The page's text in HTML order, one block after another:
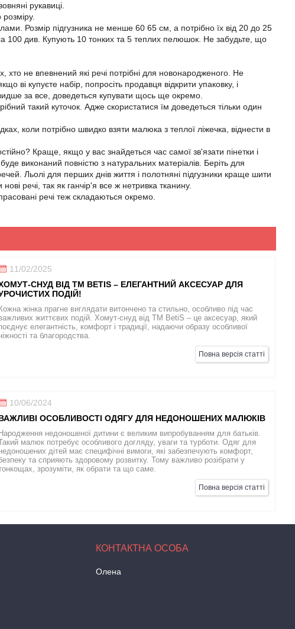
рукавиці.
Розмір підгузника не менше 60 65 см, а потрібно їх від 20 до 25
100 див. Купують 10 тонких та 5 теплих пелюшок. Не забудьте, що
хто не впевнений які речі потрібні для новонародженого. Не
ві купуєте набір, попросіть продавця відкрити упаковку, і
за все, доведеться купувати щось ще окремо.
такий куточок. Адже скористатися їм доведеться тільки один
коли потрібно швидко взяти малюка з теплої ліжечка, віднести в
Краще, якщо у вас знайдеться час самої зв'язати пінетки і
виконаний повністю з натуральних матеріалів. Беріть для
Льолі для перших днів життя і полотняні підгузники краще шити
речі, так як ганчір'я все ж нетривка тканину.
речі теж складаються окремо.
11/02/2025
СНУД ВІД TM BETIS – ЕЛЕГАНТНИЙ АКСЕСУАР ДЛЯ
ПОДІЙ!
Кожна жінка прагне виглядати витончено та стильно, особливо під час
життєвих подій. Хомут-снуд від TM BetiS – це аксесуар, який
елегантність, комфорт і традиції, надаючи образу особливої
та благородства.
Повна версія статті
10/06/2024
ОСОБЛИВОСТІ ОДЯГУ ДЛЯ НЕДОНОШЕНИХ МАЛЮКІВ
Народження недоношеної дитини є великим випробуванням для батьків.
малюк потребує особливого догляду, уваги та турботи. Одяг для
дітей має специфічні вимоги, які забезпечують комфорт,
та сприяють здоровому розвитку. Тому важливо розібрати у
зрозуміти, як обрати та що саме.
Повна версія статті
Олена